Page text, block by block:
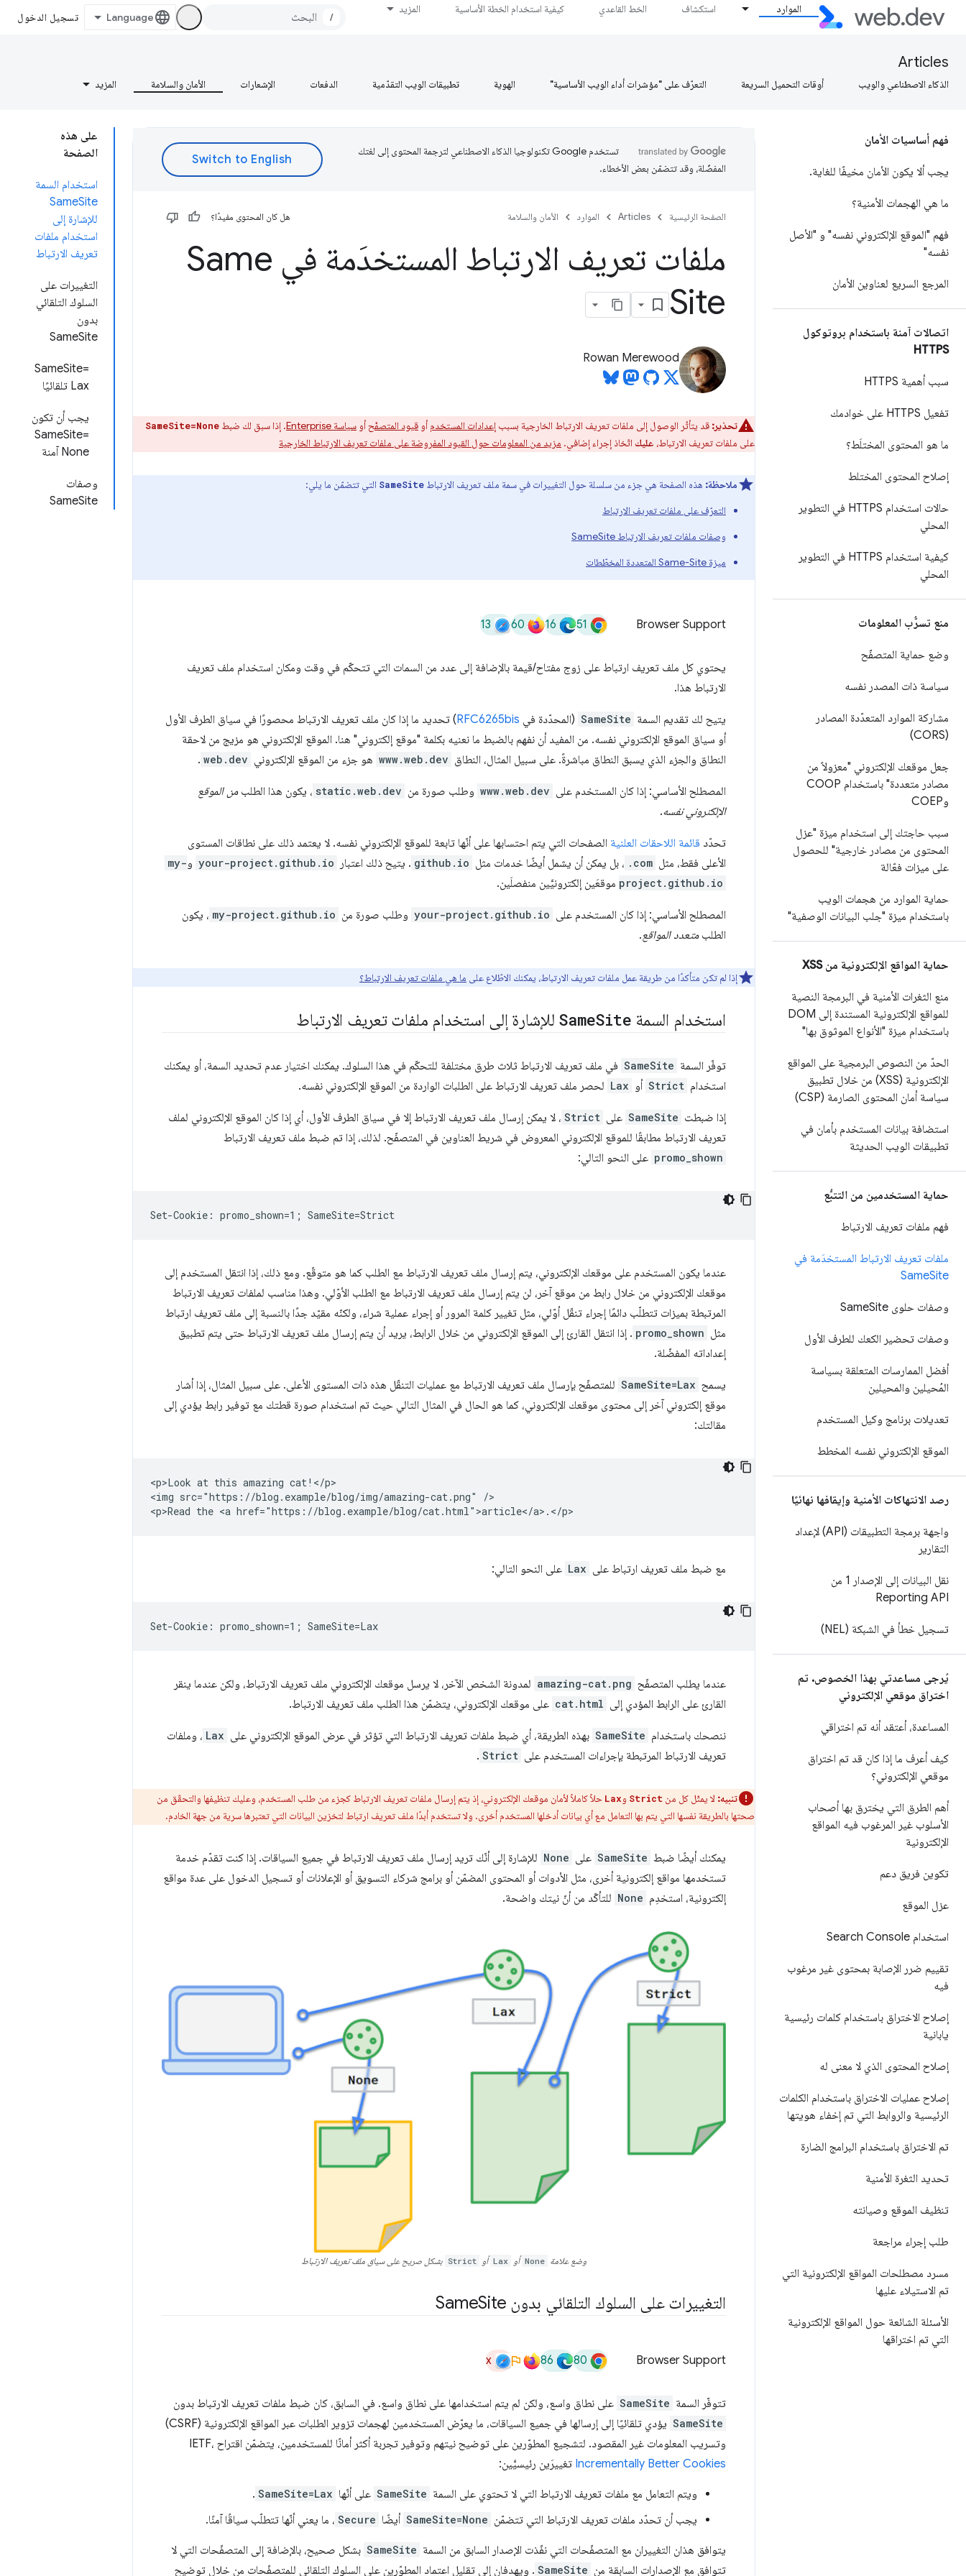
الموارد استكشاف الخط القاعدي كيفية استخدام الخطة الأساسية المزيد
/ تسجيل الدخول
Articles
الذكاء الاصطناعي والويب أوقات التحميل السريعة التعرّف على "مؤشرات أداء الويب الأساسية" الهوية تطبيقات الويب التقدّمية الدفعات الإشعارات الأمان والسلامة المزيد
فهم أساسيات الأمان
يجب ألا يكون الأمان مخيفًا للغاية.
ما هي الهجمات الأمنية؟
فهم "الموقع الإلكتروني نفسه" و "الأصل
نفسه"
المرجع السريع لعناوين الأمان
اتصالات آمنة باستخدام بروتوكول
HTTPS
سبب أهمية HTTPS
تفعيل HTTPS على خوادمك
ما هو المحتوى المختلَط؟
إصلاح المحتوى المختلط
حالات استخدام HTTPS في التطوير
المحلي
كيفية استخدام HTTPS في التطوير
المحلي
منع تسرُّب المعلومات
وضع حماية المتصفّح
سياسة ذات المصدر نفسه
مشاركة الموارد المتعدّدة المصادر
(CORS)
جعل موقعك الإلكتروني "معزولاً من
مصادر متعددة" باستخدام COOP
وCOEP
سبب حاجتك إلى استخدام ميزة "عزل
المحتوى من مصادر خارجية" للحصول
على ميزات فعّالة
حماية الموارد من هجمات الويب
باستخدام ميزة "جلب البيانات الوصفية"
حماية المواقع الإلكترونية من XSS
منع الثغرات الأمنية في البرمجة النصية
للمواقع الإلكترونية المستندة إلى DOM
باستخدام ميزة "الأنواع الموثوق بها"
الحدّ من النصوص البرمجية على المواقع
الإلكترونية (XSS) من خلال تطبيق
سياسة أمان المحتوى الصارمة (CSP)
استضافة بيانات المستخدم بأمان في
تطبيقات الويب الحديثة
حماية المستخدمين من التتبُّع
فهم ملفات تعريف الارتباط
ملفات تعريف الارتباط المستخدَمة في
SameSite
وصفات حلوى Same Site
وصفات تحضير الكعك للطرف الأول
أفضل الممارسات المتعلقة بسياسة
المُحيلين والمحيلين
تعديلات برنامج وكيل المستخدم
الموقع الإلكتروني نفسه المخطط
رصد الانتهاكات الأمنية وإيقافها نهائيًا
واجهة برمجة التطبيقات (API) لإعداد
التقارير
نقل البيانات إلى الإصدار 1 من
Reporting API
تسجيل خطأ في الشبكة (NEL)
يُرجى مساعدتي بهذا الخصوص. تم
اختراق موقعي الإلكتروني
المساعدة، أعتقد أنه تم اختراقي
كيف أعرف ما إذا كان قد تم اختراق
موقعي الإلكتروني؟
أهم الطرق التي يخترق بها أصحاب
الأسلوب غير المرغوب فيه المواقع
الإلكترونية
تكوين فريق دعم
عزل الموقع
استخدام Search Console
تقييم ضرر الإصابة بمحتوى غير مرغوب
فيه
إصلاح الاختراق باستخدام كلمات رئيسية
يابانية
إصلاح المحتوى الذي لا معنى له
إصلاح عمليات الاختراق باستخدام الكلمات
الرئيسية والروابط التي تم إخفاء هويتها
تم الاختراق باستخدام البرامج الضارة
تحديد الثغرة الأمنية
تنظيف الموقع وصيانته
طلب إجراء مراجعة
مسرد مصطلحات المواقع الإلكترونية التي
تم الاستيلاء عليها
الأسئلة الشائعة حول المواقع الإلكترونية
التي تم اختراقها
على هذه
الصفحة
استخدام السمة
SameSite
للإشارة إلى
استخدام ملفات
تعريف الارتباط
التغييرات على
السلوك التلقائي
بدون
SameSite
SameSite=
Lax تلقائيًا
يجب أن تكون
SameSite=
None آمنة
وصفات
SameSite
تستخدم Google تكنولوجيا الذكاء الاصطناعي لترجمة المحتوى إلى لغتك
المفضّلة، وقد تتضمّن بعض الأخطاء.
الصفحة الرئيسية Articles الموارد الأمان والسلامة هل كان المحتوى مفيدًا؟
ملفات تعريف الارتباط المستخدَمة في Same
Site
Rowan Merewood
تحذير: قد يتأثّر الوصول إلى ملفات تعريف الارتباط الخارجية بسبب إعدادات المستخدم أو قيود المتصفّحأو سياسة Enterprise . إذا سبق لك ضبط SameSite=None
على ملفات تعريف الارتباط، عليك اتّخاذ إجراء إضافي. مزيد من المعلومات حول القيود المفروضة على ملفات تعريف الارتباط الخارجية
ملاحظة: هذه الصفحة هي جزء من سلسلة حول التغييرات في سمة ملف تعريف الارتباط SameSite التي تتضمّن ما يلي:
التعرّف على ملفات تعريف الارتباط
وصفات ملفات تعريف الارتباط SameSite
ميزة Same-Site المتعددة المخطّطات
Browser Support
51
16
60
13
يحتوي كل ملف تعريف ارتباط على زوج مفتاح/قيمة بالإضافة إلى عدد من السمات التي تتحكّم في وقت ومكان استخدام ملف تعريف
الارتباط هذا.
يتيح لك تقديم السمة SameSite (المحدّدة في RFC6265bis) تحديد ما إذا كان ملف تعريف الارتباط محصورًا في سياق الطرف الأول
أو سياق الموقع الإلكتروني نفسه. من المفيد أن نفهم بالضبط ما نعنيه بكلمة "موقع إلكتروني" هنا. الموقع الإلكتروني هو مزيج من لاحقة
النطاق والجزء الذي يسبق النطاق مباشرةً. على سبيل المثال، النطاق www.web.dev هو جزء من الموقع الإلكتروني web.dev
.
المصطلح الأساسي: إذا كان المستخدم على www.web.dev وطلب صورة من static.web.dev ، يكون هذا الطلب من الموقع
الإلكتروني نفسه.
تحدّد قائمة اللاحقات العلنية الصفحات التي يتم احتسابها على أنّها تابعة للموقع الإلكتروني نفسه. لا يعتمد ذلك على نطاقات المستوى
الأعلى فقط، مثل .com ، بل يمكن أن يشمل أيضًا خدمات مثل github.io . يتيح ذلك اعتبار your-project.github.io وmy-
project.github.io موقعَين إلكترونيَّين منفصلَين.
المصطلح الأساسي: إذا كان المستخدم على your-project.github.io وطلب صورة من my-project.github.io ، يكون
الطلب متعدد المواقع.
إذا لم تكن متأكدًا من طريقة عمل ملفات تعريف الارتباط، يمكنك الاطّلاع على ما هي ملفات تعريف الارتباط؟
استخدام السمة SameSite للإشارة إلى استخدام ملفات تعريف الارتباط
توفّر السمة SameSite في ملف تعريف الارتباط ثلاث طرق مختلفة للتحكّم في هذا السلوك. يمكنك اختيار عدم تحديد السمة، أو يمكنك
استخدام Strict أو Lax لحصر ملف تعريف الارتباط على الطلبات الواردة من الموقع الإلكتروني نفسه.
إذا ضبطت SameSite على Strict ، لا يمكن إرسال ملف تعريف الارتباط إلا في سياق الطرف الأول، أي إذا كان الموقع الإلكتروني لملف
تعريف الارتباط مطابقًا للموقع الإلكتروني المعروض في شريط العناوين في المتصفّح. لذلك، إذا تم ضبط ملف تعريف الارتباط
promo_shown على النحو التالي:
عندما يكون المستخدم على موقعك الإلكتروني، يتم إرسال ملف تعريف الارتباط مع الطلب كما هو متوقّع. ومع ذلك، إذا انتقل المستخدم إلى
موقعك الإلكتروني من خلال رابط من موقع آخر، لن يتم إرسال ملف تعريف الارتباط مع الطلب الأوّلي. وهذا مناسب لملفات تعريف الارتباط
المرتبطة بميزات تتطلّب دائمًا إجراء تنقّل أوّلي، مثل تغيير كلمة المرور أو إجراء عملية شراء، ولكنّه مقيّد جدًا بالنسبة إلى ملف تعريف ارتباط
مثل promo_shown . إذا انتقل القارئ إلى الموقع الإلكتروني من خلال الرابط، يريد أن يتم إرسال ملف تعريف الارتباط حتى يتم تطبيق
إعداداته المفضّلة.
يسمح SameSite=Lax للمتصفّح بإرسال ملف تعريف الارتباط مع عمليات التنقّل هذه ذات المستوى الأعلى. على سبيل المثال، إذا أشار
موقع إلكتروني آخر إلى محتوى موقعك الإلكتروني، كما هو الحال في المثال التالي حيث تم استخدام صورة قطتك مع توفير رابط يؤدي إلى
مقالتك:
<p>Look at this amazing cat!</p>
<img src="https://blog.example/blog/img/amazing-cat.png" />
مع ضبط ملف تعريف ارتباط على Lax على النحو التالي:
عندما يطلب المتصفّح amazing-cat.png لمدونة الشخص الآخر، لا يرسل موقعك الإلكتروني ملف تعريف الارتباط، ولكن عندما ينقر
القارئ على الرابط المؤدي إلى cat.html على موقعك الإلكتروني، يتضمّن هذا الطلب ملف تعريف الارتباط.
ننصحك باستخدام SameSite بهذه الطريقة، أي ضبط ملفات تعريف الارتباط التي تؤثر في عرض الموقع الإلكتروني على Lax ، وملفات
تعريف الارتباط المرتبطة بإجراءات المستخدم على Strict
.
تنبيه: لا يمثّل كل من Strict وLax حلاً كاملاً لأمان موقعك الإلكتروني، إذ يتم إرسال ملفات تعريف الارتباط كجزء من طلب المستخدم، وعليك تنظيفها والتحقّق من
صحتها بالطريقة نفسها التي يتم بها التعامل مع أي بيانات أدخلها المستخدم أخرى. ولا تستخدم أبدًا ملف تعريف ارتباط لتخزين البيانات التي تعتبرها سرية من جهة الخادم.
يمكنك أيضًا ضبط SameSite على None للإشارة إلى أنّك تريد إرسال ملف تعريف الارتباط في جميع السياقات. إذا كنت تقدّم خدمة
تستخدمها مواقع إلكترونية أخرى، مثل الأدوات أو المحتوى المضمّن أو برامج شركاء التسويق أو الإعلانات أو تسجيل الدخول على عدة مواقع
إلكترونية، استخدِم None للتأكّد من أنّ نيتك واضحة.
وضع علامة None أو Lax أو Strict بشكل صريح على سياق ملف تعريف الارتباط
التغييرات على السلوك التلقائي بدون Same Site
Browser Support
80
86
x
تتوفّر السمة SameSite على نطاق واسع، ولكن لم يتم استخدامها على نطاق واسع. في السابق، كان ضبط ملفات تعريف الارتباط بدون
SameSite
يؤدي تلقائيًا إلى إرسالها في جميع السياقات، ما يعرّض المستخدمين لهجمات تزوير الطلبات عبر المواقع الإلكترونية (CSRF)
وتسريب المعلومات غير المقصود. لتشجيع المطوّرين على توضيح نيتهم وتوفير تجربة أكثر أمانًا للمستخدمين، يتضمّن اقتراح IETF،
Incrementally Better Cookies تغييرَين رئيسيَّين:
ويتم التعامل مع ملفات تعريف الارتباط التي لا تحتوي على السمة SameSite على أنّها SameSite=Lax
.
يجب أن تحدّد ملفات تعريف الارتباط التي تتضمّن SameSite=None أيضًا Secure ، ما يعني أنّها تتطلّب سياقًا آمنًا.
يتوافق هذان التغييران مع المتصفّحات التي نفّذت الإصدار السابق من السمة SameSite بشكل صحيح، بالإضافة إلى المتصفّحات التي لا
تتوافق مع الإصدارات السابقة من SameSite . ويهدفان إلى تقليل اعتماد المطوّرين على السلوك التلقائي للمتصفّحات من خلال توضيح